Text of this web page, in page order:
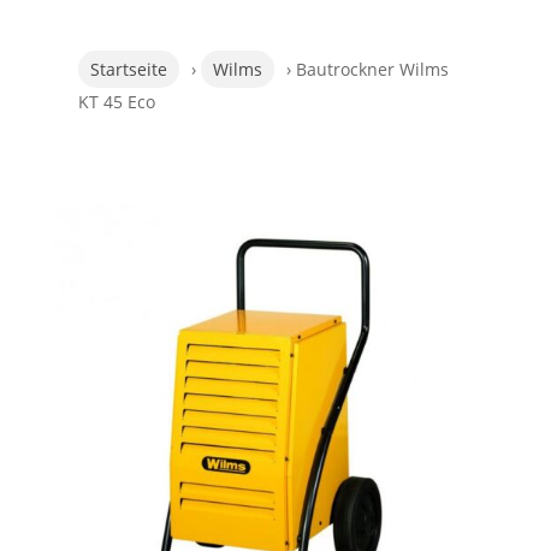
Startseite › Wilms
› Bautrockner Wilms
KT 45 Eco